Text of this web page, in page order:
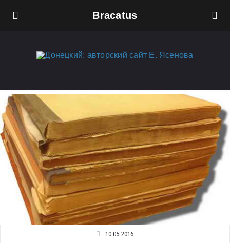
Bracatus
10.05.2016